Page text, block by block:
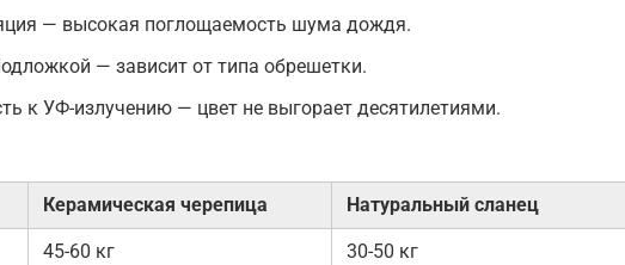
— высокая поглощаемость шума дождя.
— зависит от типа обрешетки.
к УФ-излучению — цвет не выгорает десятилетиями.
Керамическая черепица Натуральный сланец
45-60 кг 30-50 кг